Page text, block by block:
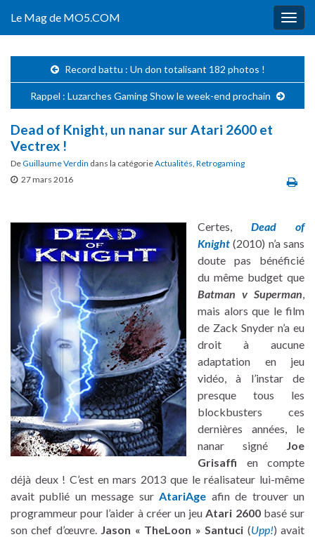
Le Mag de MO5.COM
Record battu : Un don totalisant 182 photos !
Rappel : Luzarches Gaming Show le week-end prochain
Dead of Knight, un nanar sur Atari 2600 et
Vectrex !
DeGuillaume Verdin dans la catégorieActualités, Retrogaming
27 mars 2016
Certes,
Dead of
Knight (2010) n’a sans
doute pas bénéficié
du même budget que
Batman v Superman,
mais alors que le film
de Zack Snyder n’a eu
droit à aucune
adaptation en jeu
vidéo, à l’instar de
presque tous les
blockbusters ces
dernières années, le
nanar signé Joe
Grisaffi en compte
déjà deux ! C’est en mars 2013 que le réalisateur lui-même
avait publié un message surAtariAge afin de trouver un
programmeur pour l’aider à créer un jeuAtari 2600basé sur
son chef d’œuvre. Jason « TheLoon » Santuci (Upp!) avait